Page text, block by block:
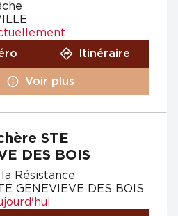
Itinéraire
Voir plus
STE
DES BOIS
Résistance
GENEVIEVE DES BOIS